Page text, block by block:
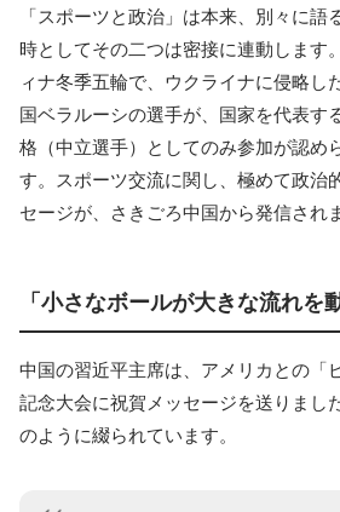
「スポーツと政治」は本来、別々に語
時としてその二つは密接に連動します
ィナ冬季五輪で、ウクライナに侵略し
国ベラルーシの選手が、国家を代表す
格（中立選手）としてのみ参加が認め
す。スポーツ交流に関し、極めて政治
セージが、さきごろ中国から発信され
「小さなボールが大きな流れを
中国の習近平主席は、アメリカとの「
記念大会に祝賀メッセージを送りまし
のように綴られています。